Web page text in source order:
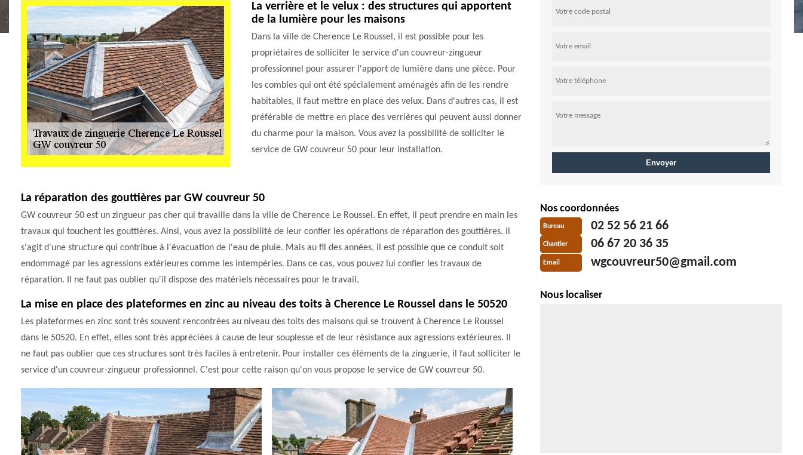
La verrière et le velux : des structures qui apportent
de la lumière pour les maisons
Dans la ville de Cherence Le Roussel, il est possible pour les
propriétaires de solliciter le service d'un couvreur-zingueur
professionnel pour assurer l'apport de lumière dans une pièce. Pour
les combles qui ont été spécialement aménagés afin de les rendre
habitables, il faut mettre en place des velux. Dans d'autres cas, il est
préférable de mettre en place des verrières qui peuvent aussi donner
du charme pour la maison. Vous avez la possibilité de solliciter le
service de GW couvreur 50 pour leur installation.
La réparation des gouttières par GW couvreur 50
GW couvreur 50 est un zingueur pas cher qui travaille dans la ville de Cherence Le Roussel. En effet, il peut prendre en main les
travaux qui touchent les gouttières. Ainsi, vous avez la possibilité de leur confier les opérations de réparation des gouttières. Il
s'agit d'une structure qui contribue à l'évacuation de l'eau de pluie. Mais au fil des années, il est possible que ce conduit soit
endommagé par les agressions extérieures comme les intempéries. Dans ce cas, vous pouvez lui confier les travaux de
réparation. Il ne faut pas oublier qu'il dispose des matériels nécessaires pour le travail.
La mise en place des plateformes en zinc au niveau des toits à Cherence Le Roussel dans le 50520
Les plateformes en zinc sont très souvent rencontrées au niveau des toits des maisons qui se trouvent à Cherence Le Roussel
dans le 50520. En effet, elles sont très appréciées à cause de leur souplesse et de leur résistance aux agressions extérieures. Il
ne faut pas oublier que ces structures sont très faciles à entretenir. Pour installer ces éléments de la zinguerie, il faut solliciter le
service d'un couvreur-zingueur professionnel. C'est pour cette raison qu'on vous propose le service de GW couvreur 50.
Nos coordonnées
Bureau 02 52 56 21 66
Chantier 06 67 20 36 35
Email wgcouvreur50@gmail.com
Nous localiser